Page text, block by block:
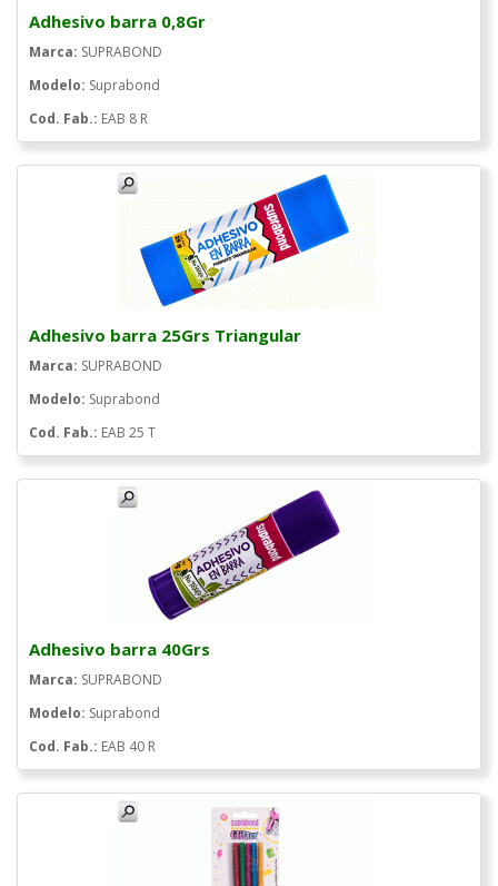
Adhesivo barra 0,8Gr
Marca: SUPRABOND
Modelo: Suprabond
Cod. Fab.: EAB 8 R
Adhesivo barra 25Grs Triangular
Marca: SUPRABOND
Modelo: Suprabond
Cod. Fab.: EAB 25 T
Adhesivo barra 40Grs
Marca: SUPRABOND
Modelo: Suprabond
Cod. Fab.: EAB 40 R